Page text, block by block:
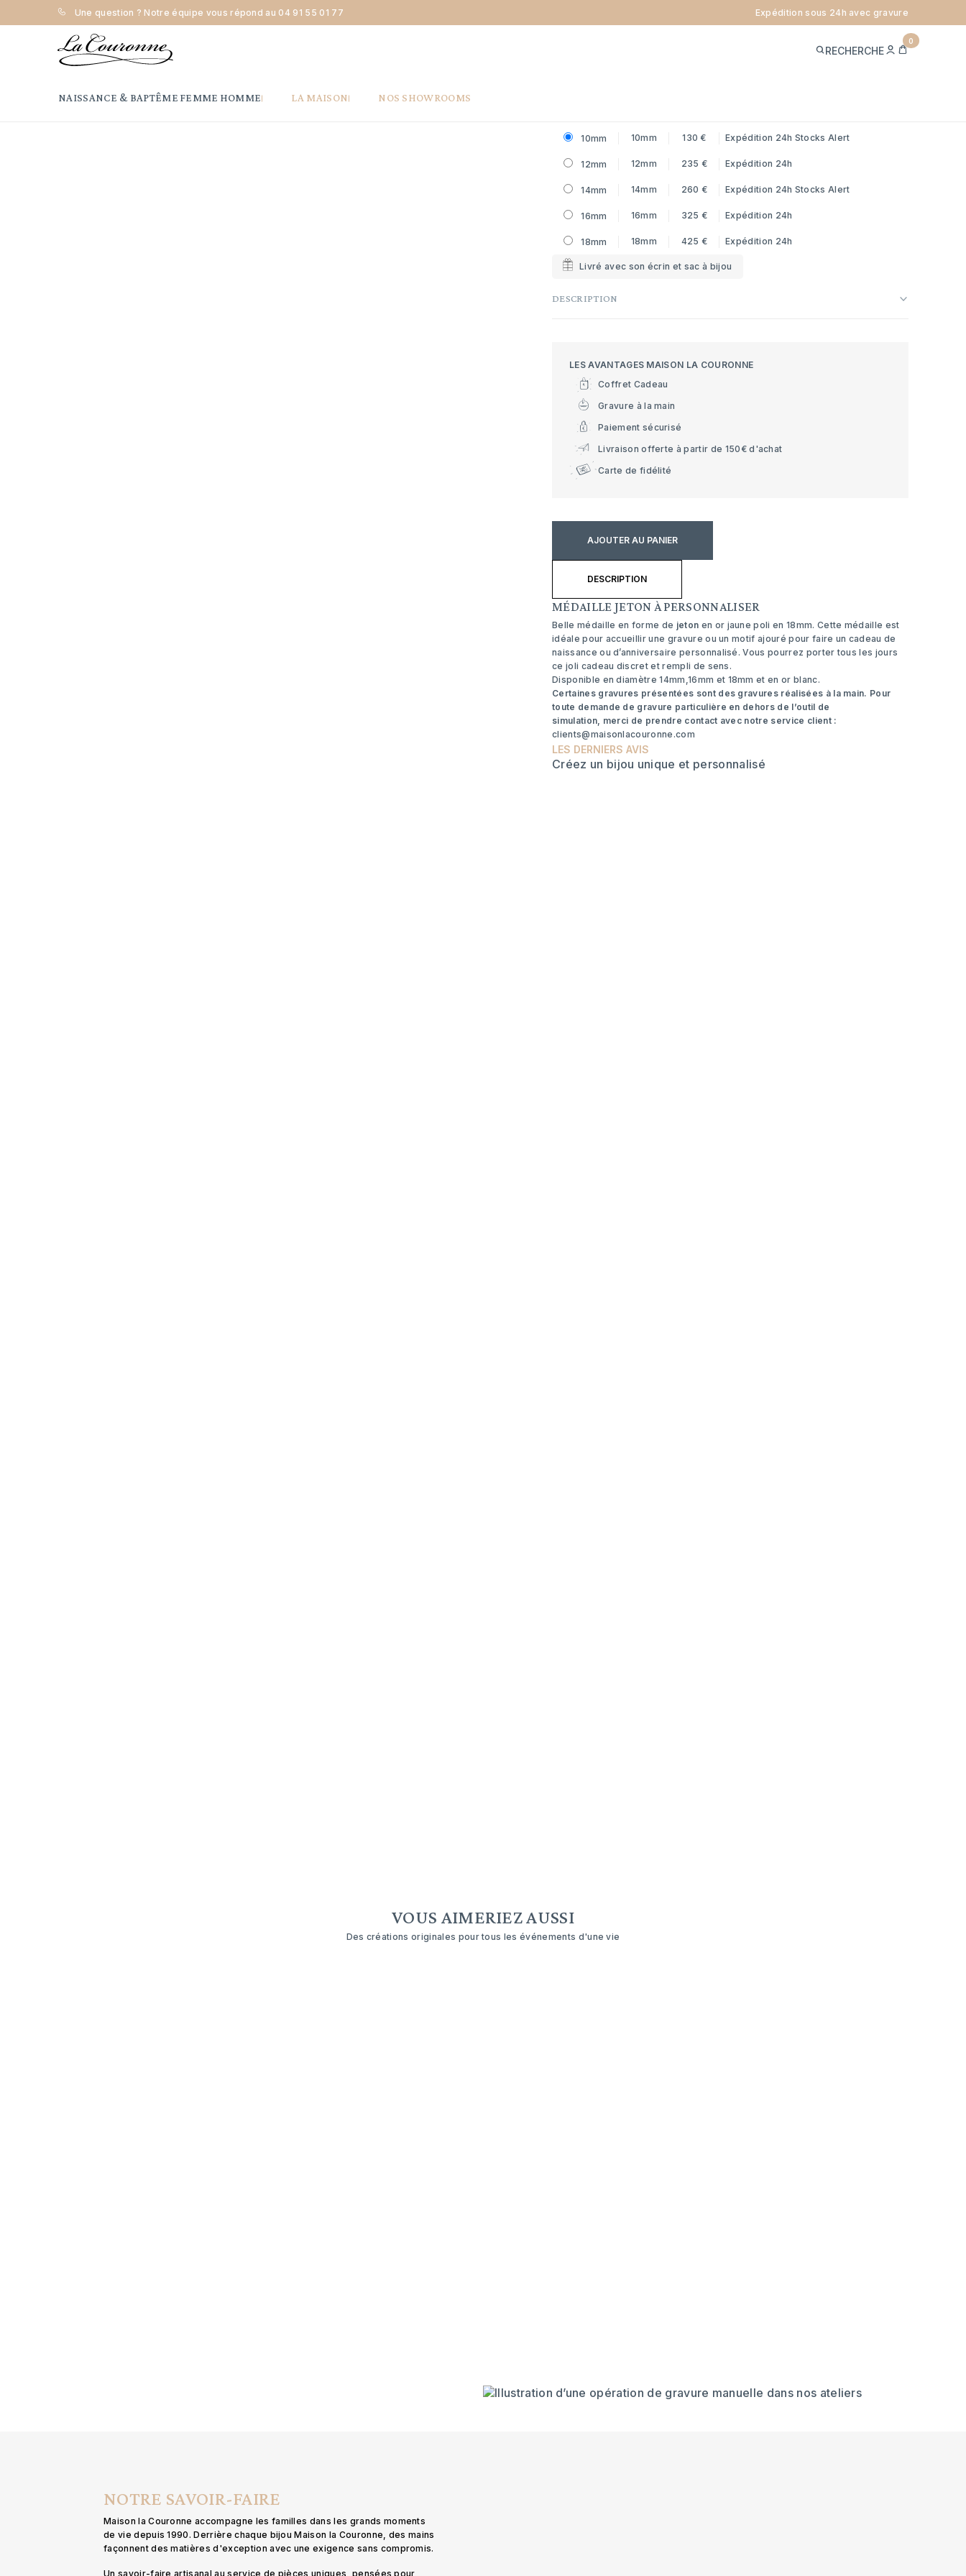
Une question ? Notre équipe vous répond au 04 91 55 01 77 Expédition sous 24h avec gravure
RECHERCHE
MEPANIER
0
NAISSANCE & BAPTÊME FEMME HOMME LA MAISON NOS SHOWROOMS
Accueil Femme Pendentif et collier Maison la Couronne Médaille jeton - or jaune 18 carats
MÉDAILLE JETON - OR JAUNE 18 CARATS
10mm 10mm 130 € Expédition 24h Stocks Alert
12mm 12mm 235 € Expédition 24h
14mm 14mm 260 € Expédition 24h Stocks Alert
16mm 16mm 325 € Expédition 24h
18mm 18mm 425 € Expédition 24h
Livré avec son écrin et sac à bijou
DESCRIPTION
LES AVANTAGES MAISON LA COURONNE
Coffret Cadeau
Gravure à la main
Paiement sécurisé
Livraison offerte à partir de 150€ d'achat
Carte de fidélité
AJOUTER AU PANIER
DESCRIPTION
MÉDAILLE JETON À PERSONNALISER
Belle médaille en forme de jeton en or jaune poli en 18mm. Cette médaille est
idéale pour accueillir une gravure ou un motif ajouré pour faire un cadeau de
naissance ou d’anniversaire personnalisé. Vous pourrez porter tous les jours
ce joli cadeau discret et rempli de sens.
Disponible en diamètre 14mm,16mm et 18mm et en or blanc.
Certaines gravures présentées sont des gravures réalisées à la main. Pour
toute demande de gravure particulière en dehors de l’outil de
simulation, merci de prendre contact avec notre service client :
clients@maisonlacouronne.com
LES DERNIERS AVIS
Créez un bijou unique et personnalisé
VOUS AIMERIEZ AUSSI
Des créations originales pour tous les événements d'une vie
NOTRE SAVOIR-FAIRE
Maison la Couronne accompagne les familles dans les grands moments
de vie depuis 1990. Derrière chaque bijou Maison la Couronne, des mains
façonnent des matières d'exception avec une exigence sans compromis.
Un savoir-faire artisanal au service de pièces uniques, pensées pour